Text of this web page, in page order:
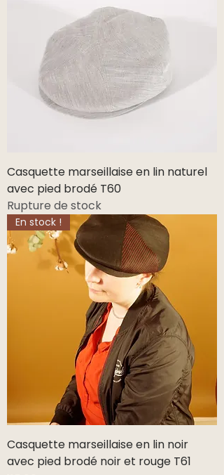
Casquette marseillaise en lin naturel
avec pied brodé T60
Rupture de stock
En stock !
Casquette marseillaise en lin noir
avec pied brodé noir et rouge T61